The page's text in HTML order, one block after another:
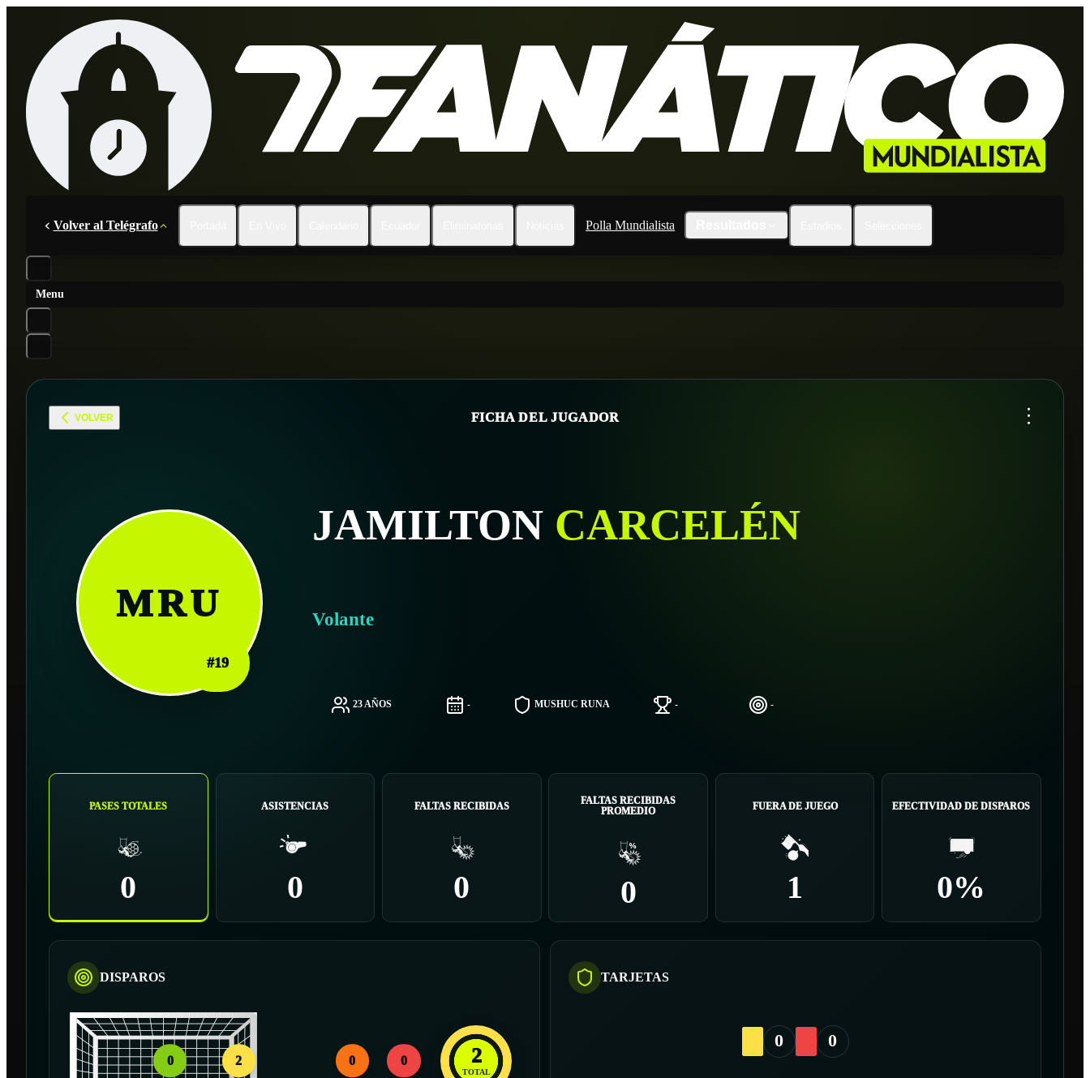
Volver al Telégrafo Polla Mundialista
Menu
VOLVER FICHA DEL JUGADOR ...
MRU
#19
JAMILTON CARCELÉN
Volante
23 AÑOS - MUSHUC RUNA - -
PASES TOTALES
0
ASISTENCIAS
0
FALTAS RECIBIDAS
0
FALTAS RECIBIDAS
PROMEDIO
0
FUERA DE JUEGO
1
EFECTIVIDAD DE DISPAROS
0%
DISPAROS
0 2 0 0 2
TOTAL
TARJETAS
0 0